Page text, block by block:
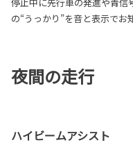
停止中に先行車の発進や青信
の“うっかり”を音と表示でお
夜間の走行
ハイビームアシスト